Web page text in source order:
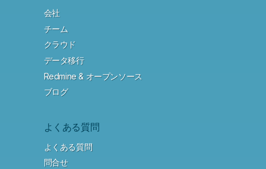
会社
チーム
クラウド
データ移行
Redmine & オープンソース
ブログ
よくある質問
よくある質問
問合せ